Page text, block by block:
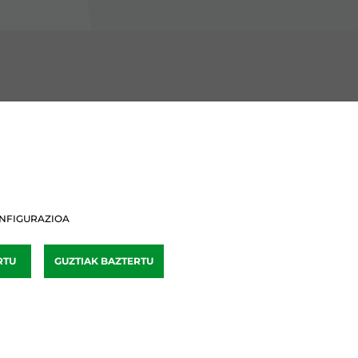
Gipuzko Buru Batzar
GUZTIAK BAZTERTU